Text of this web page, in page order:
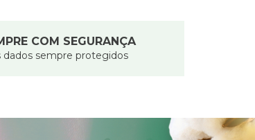
COM SEGURANÇA
dados sempre protegidos